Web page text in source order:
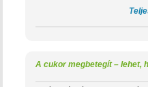
A cukor megbetegít – lehet,